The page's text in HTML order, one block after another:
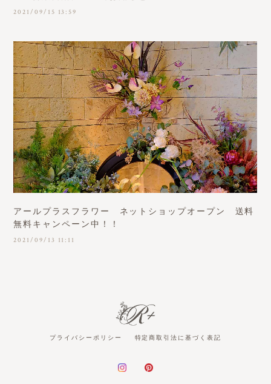
2021/09/15 13:59
アールプラスフラワー ネットショップオープン 送料
無料キャンペーン中！！
2021/09/13 11:11
プライバシーポリシー 特定商取引法に基づく表記